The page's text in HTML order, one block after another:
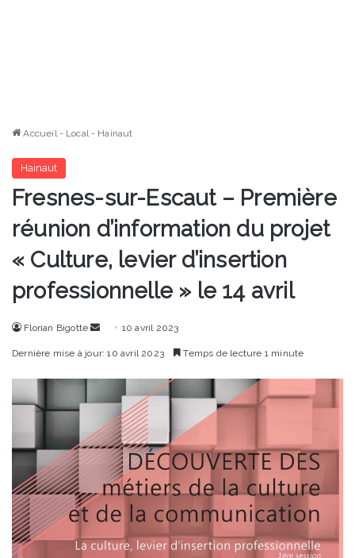
Accueil - Local - Hainaut
Hainaut
Fresnes-sur-Escaut – Première
réunion d’information du projet
« Culture, levier d’insertion
professionnelle » le 14 avril
Florian Bigotte
Envoyer10 avril 2023
Dernière mise à jour: 10 avril 2023 Temps de lecture 1 minute